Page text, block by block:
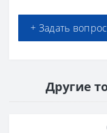
+ Задать вопрос
Другие